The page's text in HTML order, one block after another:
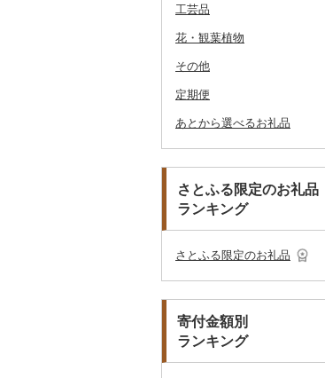
キムチ
その他漬物
缶詰・瓶詰
肉
魚
ジャム
その他缶詰・瓶詰
乾物
燻製（スモーク）
おせち
その他加工品
オリーブオイル
ごま油
はちみつ
ドレッシング
その他調味料
ケチャップ
こしょう
その他調味料
カー用品
時計
その他家電
券
GDOふるさとゴルフ
プレークーポン
その他のゴルフプレー
花火大会チケット
カタログギフト
その他家具・インテリ
毛布
タオルケット
その他タオル
文房具・印鑑
ボールペン
ノート・ファイル
その他文房具
食器
グラス・カップ
箸
スプーン・フォーク・
ナイフ
皿・椀
その他食器
キッチン用品
フライパン
鍋
まな板
土鍋
日用品
洗剤
トイレットペーパー
ティッシュ
その他日用品
楽器・器材
本・CD・DVD
おもちゃ・ぬいぐるみ
ご当地キャラクター
ペット用品
その他雑貨
ゴルフウェア
その他ゴルフ
サイクリング
アウトドア・キャンプ
その他スポーツ
その他スポーツ
洗顔
その他スキンケア
シャンプー・リンス
石鹸・ボディーソープ
入浴剤
アロマ
プロテイン
その他美容
鞄・バッグ
トートバッグ・ショル
ツケース
その他鞄・バッグ
洋服
女性・レディース
子供・ベビー
その他洋服
和服
靴・履物
靴・シューズ
スリッパ・下駄・草履
その他靴・履物
アクセサリー
ペンダント・ネックレ
ス
ピアス・イヤリング
その他アクセサリー
その他服飾小物
ショール・ストール
マフラー・手袋
工芸品
織物
本場奄美大島紬
陶器・漆器
唐津焼
備前焼
美濃焼
村上木彫堆朱
その他装飾品・工芸品
数珠
工芸品
播州そろばん
美濃和紙
花・観葉植物
観葉植物・苗木
花
胡蝶蘭
造花・プリザーブドフ
ラワー
その他花
盆栽・その他
その他
地域サービス
その他
定期便
あとから選べるお礼品
さとふる限定のお礼品
ランキング
さとふる限定のお礼品
寄付金額別
ランキング